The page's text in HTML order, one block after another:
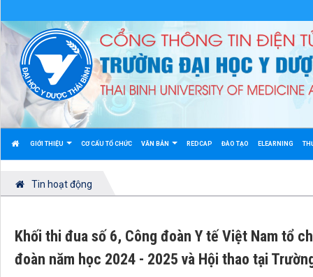
GIỚI THIỆU CƠ CẤU TỔ CHỨC VĂN BẢN REDCAP ĐÀO TẠO ELEARNING
Tin hoạt động
Khối thi đua số 6, Công đoàn Y tế Việt Nam tổ
đoàn năm học 2024 - 2025 và Hội thao tại